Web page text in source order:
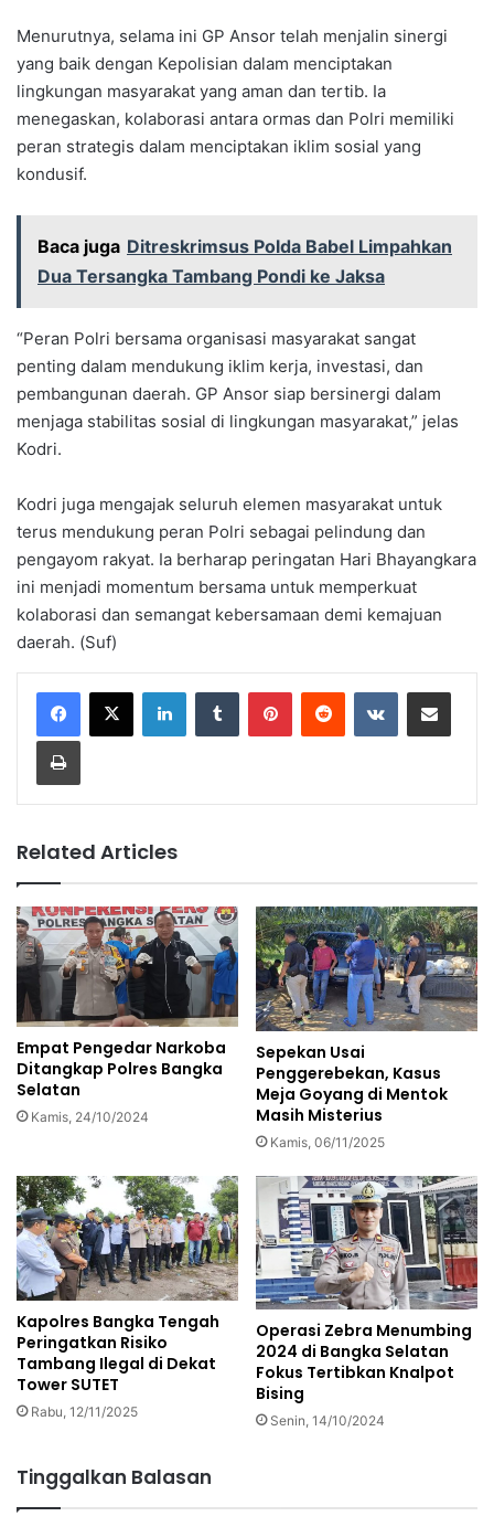
Menurutnya, selama ini GP Ansor telah menjalin sinergi
yang baik dengan Kepolisian dalam menciptakan
lingkungan masyarakat yang aman dan tertib. Ia
menegaskan, kolaborasi antara ormas dan Polri memiliki
peran strategis dalam menciptakan iklim sosial yang
kondusif.
Baca juga Ditreskrimsus Polda Babel Limpahkan
Dua Tersangka Tambang Pondi ke Jaksa
“Peran Polri bersama organisasi masyarakat sangat
penting dalam mendukung iklim kerja, investasi, dan
pembangunan daerah. GP Ansor siap bersinergi dalam
menjaga stabilitas sosial di lingkungan masyarakat,” jelas
Kodri.
Kodri juga mengajak seluruh elemen masyarakat untuk
terus mendukung peran Polri sebagai pelindung dan
pengayom rakyat. Ia berharap peringatan Hari Bhayangkara
ini menjadi momentum bersama untuk memperkuat
kolaborasi dan semangat kebersamaan demi kemajuan
daerah. (Suf)
LinkedInTumblr PinterestReddit VKontakteShare via Email
Print
Related Articles
Empat Pengedar Narkoba
Ditangkap Polres Bangka
Selatan
Kamis, 24/10/2024
Sepekan Usai
Penggerebekan, Kasus
Meja Goyang di Mentok
Masih Misterius
Kamis, 06/11/2025
Kapolres Bangka Tengah
Peringatkan Risiko
Tambang Ilegal di Dekat
Tower SUTET
Rabu, 12/11/2025
Operasi Zebra Menumbing
2024 di Bangka Selatan
Fokus Tertibkan Knalpot
Bising
Senin, 14/10/2024
Tinggalkan Balasan